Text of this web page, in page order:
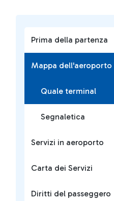
Prima della partenza
Mappa dell'aeroporto
Quale terminal
Segnaletica
Servizi in aeroporto
Carta dei Servizi
Diritti del passeggero